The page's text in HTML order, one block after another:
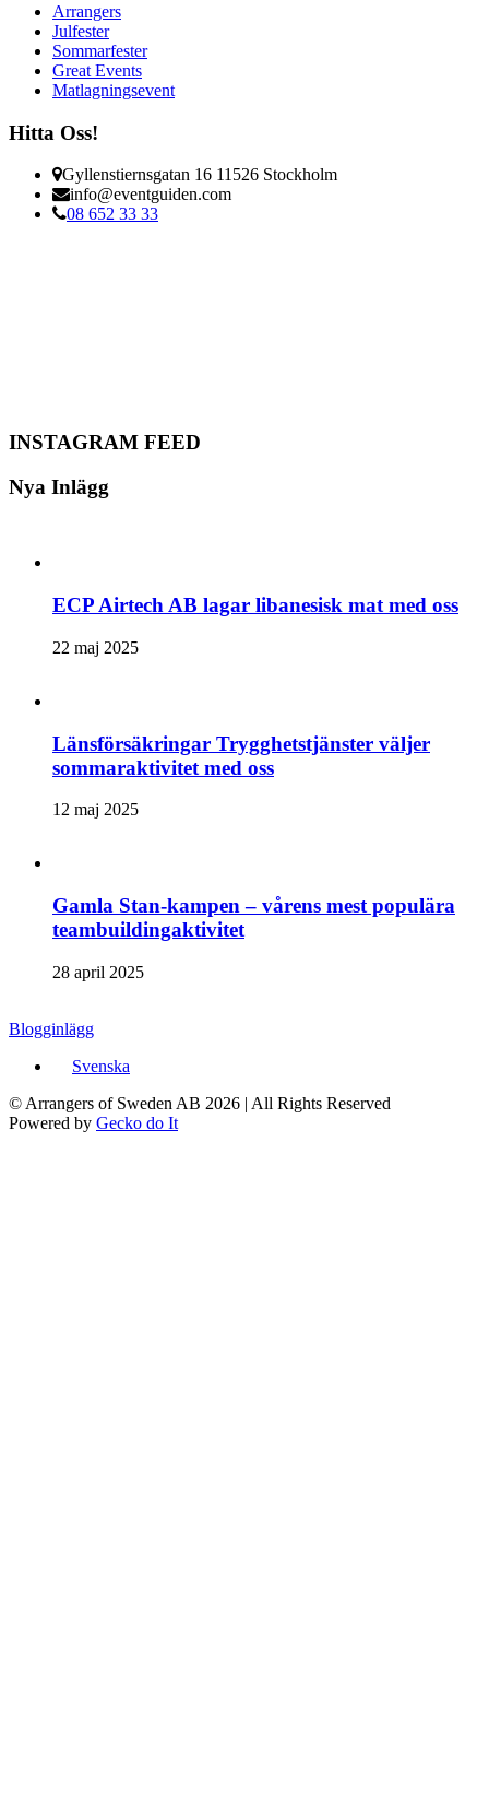
Arrangers
Julfester
Sommarfester
Great Events
Matlagningsevent
Hitta Oss!
Gyllenstiernsgatan 16 11526 Stockholm
info@eventguiden.com
08 652 33 33
INSTAGRAM FEED
Nya Inlägg
ECP Airtech AB lagar libanesisk mat med oss
22 maj 2025
Länsförsäkringar Trygghetstjänster väljer
sommaraktivitet med oss
12 maj 2025
Gamla Stan-kampen – vårens mest populära
teambuildingaktivitet
28 april 2025
Blogginlägg
Svenska
© Arrangers of Sweden AB 2026 | All Rights Reserved
Powered by Gecko do It